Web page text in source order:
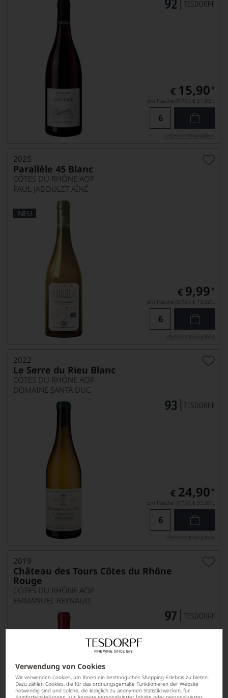
Verwendung von Cookies
Wir verwenden Cookies, um Ihnen ein bestmögliches Shopping-Erlebnis zu bieten.
Dazu zählen Cookies, die für das ordnungsgemäße Funktionieren der Website
notwendig sind und solche, die lediglich zu anonymen Statistikzwecken, für
€ 15,90 *
pro Flasche (0.75l), € 21,20/L
Lebensmittel­angaben
2025
Parallèle 45 Blanc
CÔTES DU RHÔNE AOP
PAUL JABOULET AÎNÉ
NEU
€ 9,99 *
pro Flasche (0.75l), € 13,32/L
Lebensmittel­angaben
2022
Le Serre du Rieu Blanc
CÔTES DU RHÔNE AOP
DOMAINE SANTA DUC
€ 24,90 *
pro Flasche (0.75l), € 33,20/L
Lebensmittel­angaben
2019
Château des Tours Côtes du Rhône
Rouge
CÔTES DU RHÔNE AOP
EMMANUEL REYNAUD